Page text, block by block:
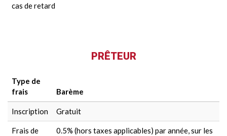
cas de retard
PRÊTEUR
Type de
frais
Barème
Inscription Gratuit
Frais de
0.5% (hors taxes applicables) par année, sur les